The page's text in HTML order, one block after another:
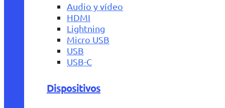
Audio y vídeo
HDMI
Lightning
Micro USB
USB
USB-C
Dispositivos